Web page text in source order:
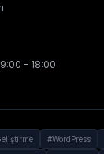
- 18:00
#WordPress